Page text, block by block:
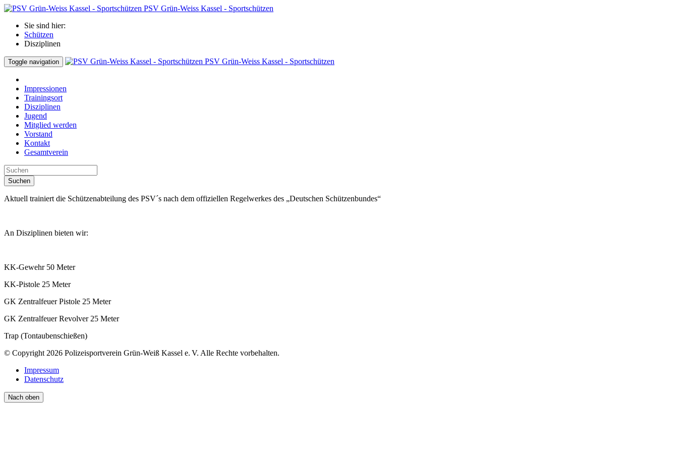
PSV Grün-Weiss Kassel - Sportschützen
Sie sind hier:
Schützen
Disziplinen
Toggle navigation PSV Grün-Weiss Kassel - Sportschützen
Impressionen
Trainingsort
Disziplinen
Jugend
Mitglied werden
Vorstand
Kontakt
Gesamtverein
Suchen
Aktuell trainiert die Schützenabteilung des PSV´s nach dem offiziellen Regelwerkes des „Deutschen Schützenbundes“
An Disziplinen bieten wir:
KK-Gewehr 50 Meter
KK-Pistole 25 Meter
GK Zentralfeuer Pistole 25 Meter
GK Zentralfeuer Revolver 25 Meter
Trap (Tontaubenschießen)
© Copyright 2026 Polizeisportverein Grün-Weiß Kassel e. V. Alle Rechte vorbehalten.
Impressum
Datenschutz
Nach oben